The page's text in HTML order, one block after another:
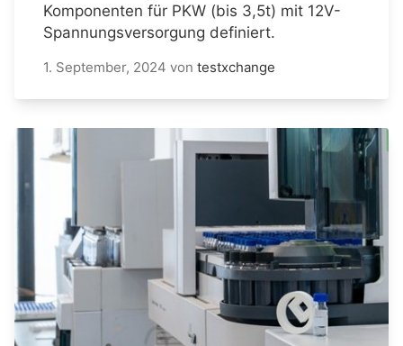
Komponenten für PKW (bis 3,5t) mit 12V-
Spannungsversorgung definiert.
1. September, 2024 von testxchange